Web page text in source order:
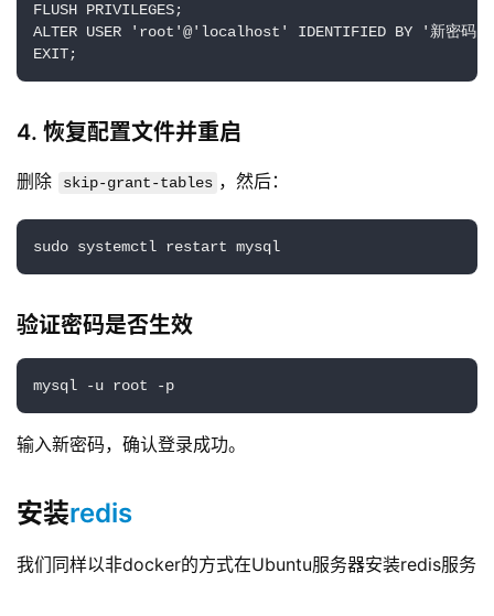
FLUSH PRIVILEGES;
ALTER USER 'root'@'localhost' IDENTIFIED BY '新密码';
EXIT;
4. 恢复配置文件并重启
删除 skip-grant-tables ，然后：
sudo systemctl restart mysql
验证密码是否生效
mysql -u root -p
输入新密码，确认登录成功。
安装redis
我们同样以非docker的方式在Ubuntu服务器安装redis服务